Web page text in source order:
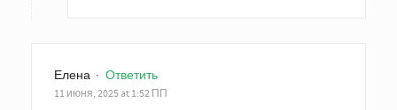
Елена · Ответить
11 июня, 2025 at 1:52 ПП